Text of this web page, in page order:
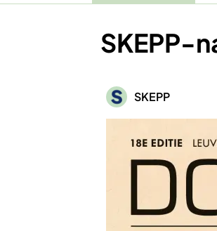
SKEPP-
Afbeelding
SKEPP